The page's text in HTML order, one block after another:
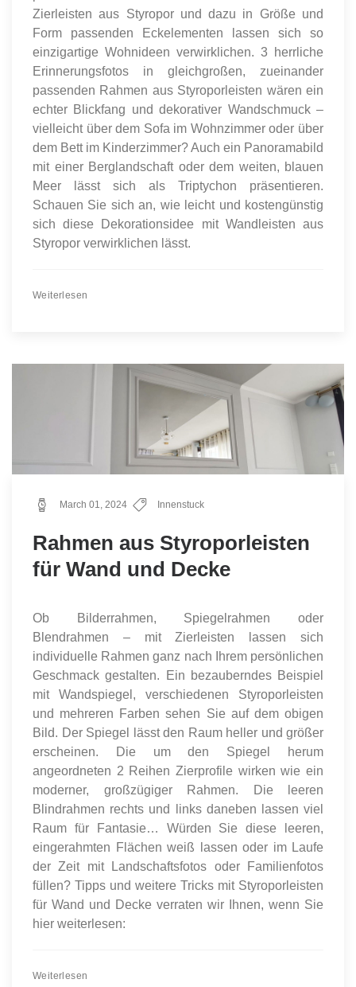
Zierleisten aus Styropor und dazu in Größe und
Form passenden Eckelementen lassen sich so
einzigartige Wohnideen verwirklichen. 3 herrliche
Erinnerungsfotos in gleichgroßen, zueinander
passenden Rahmen aus Styroporleisten wären ein
echter Blickfang und dekorativer Wandschmuck –
vielleicht über dem Sofa im Wohnzimmer oder über
dem Bett im Kinderzimmer? Auch ein Panoramabild
mit einer Berglandschaft oder dem weiten, blauen
Meer lässt sich als Triptychon präsentieren.
Schauen Sie sich an, wie leicht und kostengünstig
sich diese Dekorationsidee mit Wandleisten aus
Styropor verwirklichen lässt.
Weiterlesen
March 01, 2024 Innenstuck
Rahmen aus Styroporleisten
für Wand und Decke
Ob Bilderrahmen, Spiegelrahmen oder
Blendrahmen – mit Zierleisten lassen sich
individuelle Rahmen ganz nach Ihrem persönlichen
Geschmack gestalten. Ein bezauberndes Beispiel
mit Wandspiegel, verschiedenen Styroporleisten
und mehreren Farben sehen Sie auf dem obigen
Bild. Der Spiegel lässt den Raum heller und größer
erscheinen. Die um den Spiegel herum
angeordneten 2 Reihen Zierprofile wirken wie ein
moderner, großzügiger Rahmen. Die leeren
Blindrahmen rechts und links daneben lassen viel
Raum für Fantasie… Würden Sie diese leeren,
eingerahmten Flächen weiß lassen oder im Laufe
der Zeit mit Landschaftsfotos oder Familienfotos
füllen? Tipps und weitere Tricks mit Styroporleisten
für Wand und Decke verraten wir Ihnen, wenn Sie
hier weiterlesen:
Weiterlesen